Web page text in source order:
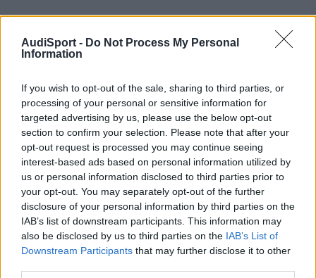
AudiSport - Do Not Process My Personal
Information
If you wish to opt-out of the sale, sharing to third parties, or
processing of your personal or sensitive information for
targeted advertising by us, please use the below opt-out
section to confirm your selection. Please note that after your
opt-out request is processed you may continue seeing
interest-based ads based on personal information utilized by
us or personal information disclosed to third parties prior to
your opt-out. You may separately opt-out of the further
disclosure of your personal information by third parties on the
IAB’s list of downstream participants. This information may
also be disclosed by us to third parties on the IAB’s List of
Downstream Participants that may further disclose it to other
Cardín cuando le hizo el trompo.